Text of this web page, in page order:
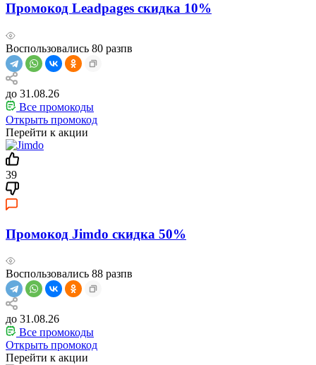
Промокод Leadpages скидка 10%
Воспользовались 80 разпв
до 31.08.26
Все промокоды
Открыть промокод
Перейти к акции
39
Промокод Jimdo скидка 50%
Воспользовались 88 разпв
до 31.08.26
Все промокоды
Открыть промокод
Перейти к акции